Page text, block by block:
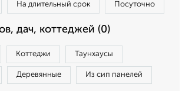
На длительный срок Посуточно
дач, коттеджей (0)
Коттеджи Таунхаусы
Деревянные Из сип панелей